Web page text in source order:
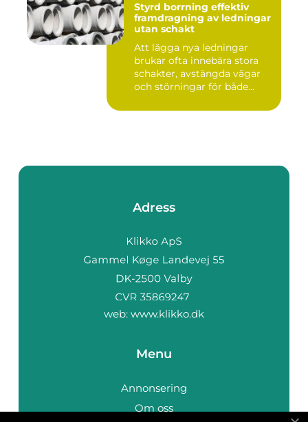
Styrd borrning effektiv
framdragning av ledningar
utan schakt
Att lägga nya ledningar
brukar ofta innebära stora
schakter, avstängda vägar
och störningar för både...
Adress
web: www.klikko.dk
Menu
Annonsering
Om oss